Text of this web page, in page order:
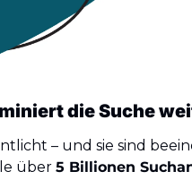
die Suche
– und sie sind
über 5 Billionen